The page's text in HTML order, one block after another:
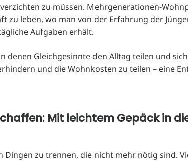
zu müssen. Mehrgenerationen-
zu leben, wo man von der Erfahrung der
Aufgaben erhält.
denen Gleichgesinnte den Alltag teilen und
und die Wohnkosten zu teilen – eine
Mit leichtem Gepäck in
Dingen zu trennen, die nicht mehr nötig sind.